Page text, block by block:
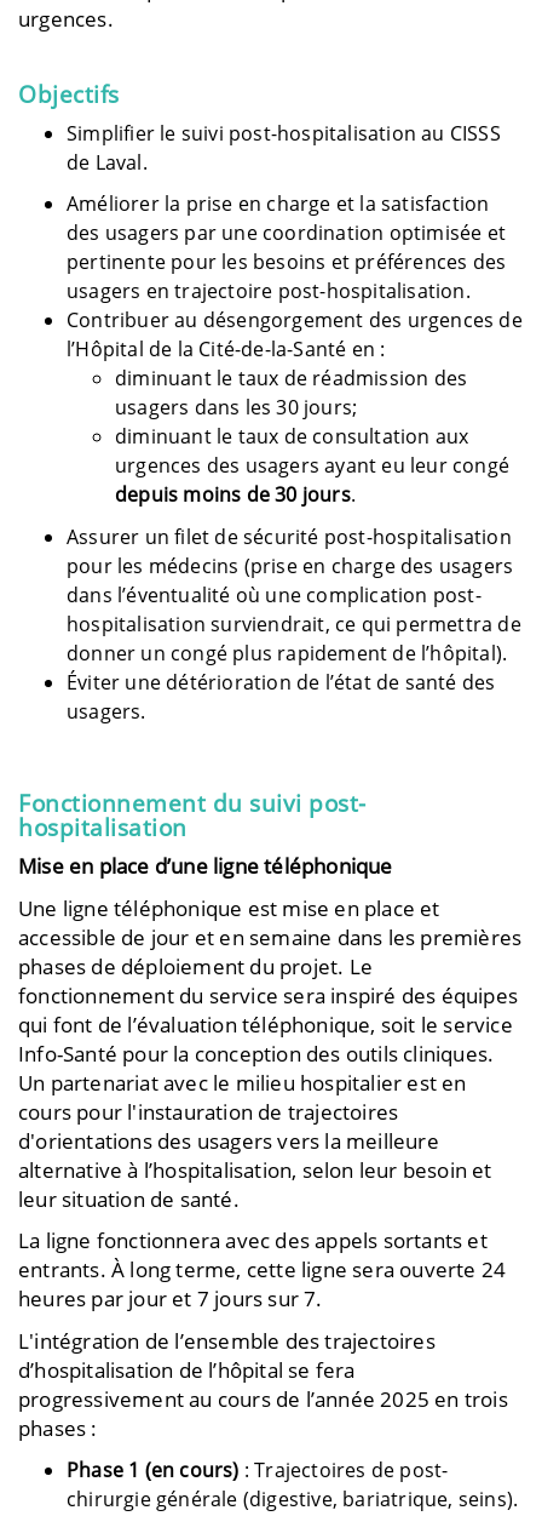
urgences.
Objectifs
Simplifier le suivi post-hospitalisation au CISSS
de Laval.
Améliorer la prise en charge et la satisfaction
des usagers par une coordination optimisée et
pertinente pour les besoins et préférences des
usagers en trajectoire post-hospitalisation.
Contribuer au désengorgement des urgences de
l’Hôpital de la Cité-de-la-Santé en :
diminuant le taux de réadmission des
usagers dans les 30 jours;
diminuant le taux de consultation aux
urgences des usagers ayant eu leur congé
depuis moins de 30 jours.
Assurer un filet de sécurité post-hospitalisation
pour les médecins (prise en charge des usagers
dans l’éventualité où une complication post-
hospitalisation surviendrait, ce qui permettra de
donner un congé plus rapidement de l’hôpital).
Éviter une détérioration de l’état de santé des
usagers.
Fonctionnement du suivi post-
hospitalisation
Mise en place d’une ligne téléphonique
Une ligne téléphonique est mise en place et
accessible de jour et en semaine dans les premières
phases de déploiement du projet. Le
fonctionnement du service sera inspiré des équipes
qui font de l’évaluation téléphonique, soit le service
Info-Santé pour la conception des outils cliniques.
Un partenariat avec le milieu hospitalier est en
cours pour l'instauration de trajectoires
d'orientations des usagers vers la meilleure
alternative à l’hospitalisation, selon leur besoin et
leur situation de santé.
La ligne fonctionnera avec des appels sortants et
entrants. À long terme, cette ligne sera ouverte 24
heures par jour et 7 jours sur 7.
L'intégration de l’ensemble des trajectoires
d’hospitalisation de l’hôpital se fera
progressivement au cours de l’année 2025 en trois
phases :
Phase 1 (en cours) : Trajectoires de post-
chirurgie générale (digestive, bariatrique, seins).